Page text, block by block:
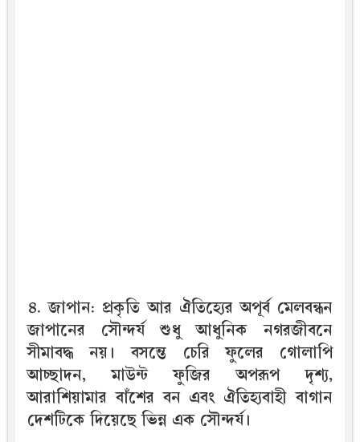
৪. জাপান: প্রকৃতি আর ঐতিহ্যের অপূর্ব মেলবন্ধন
জাপানের সৌন্দর্য শুধু আধুনিক নগরজীবনে
সীমাবদ্ধ নয়। বসন্তে চেরি ফুলের গোলাপি
আচ্ছাদন, মাউন্ট ফুজির অপরূপ দৃশ্য,
আরাশিয়ামার বাঁশের বন এবং ঐতিহ্যবাহী বাগান
দেশটিকে দিয়েছে ভিন্ন এক সৌন্দর্য।